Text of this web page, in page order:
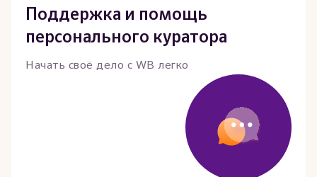
Поддержка и помощь
персонального куратора
Начать своё дело с WB легко